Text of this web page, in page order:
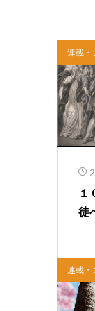
連載・
１
徒
連載・